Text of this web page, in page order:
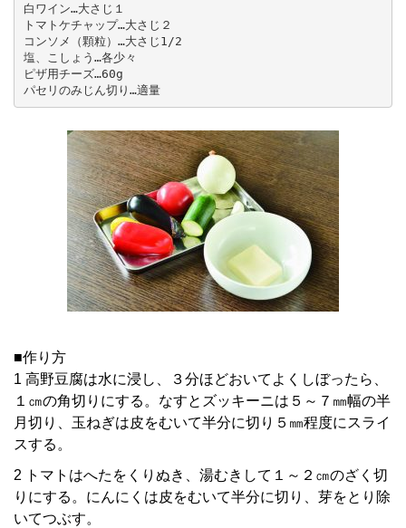
白ワイン…大さじ１
トマトケチャップ…大さじ２
コンソメ（顆粒）…大さじ1/2
塩、こしょう…各少々
ピザ用チーズ…60g
パセリのみじん切り…適量
■作り方
1 高野豆腐は水に浸し、３分ほどおいてよくしぼったら、
１㎝の角切りにする。なすとズッキーニは５～７㎜幅の半
月切り、玉ねぎは皮をむいて半分に切り５㎜程度にスライ
スする。
2 トマトはへたをくりぬき、湯むきして１～２㎝のざく切
りにする。にんにくは皮をむいて半分に切り、芽をとり除
いてつぶす。